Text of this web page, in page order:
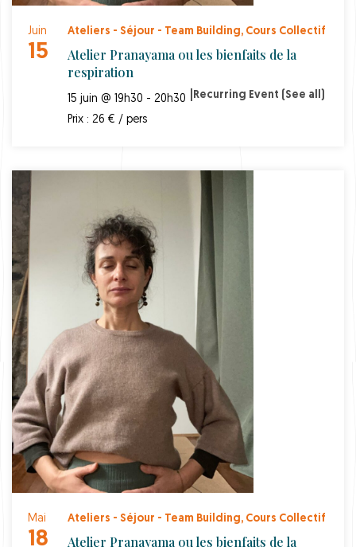
Juin
15
Ateliers - Séjour - Team Building, Cours Collectif
Atelier Pranayama ou les bienfaits de la
respiration
15 juin @ 19h30 - 20h30 Recurring Event (See all)
Prix : 26 € / pers
Mai
18
Ateliers - Séjour - Team Building, Cours Collectif
Atelier Pranayama ou les bienfaits de la